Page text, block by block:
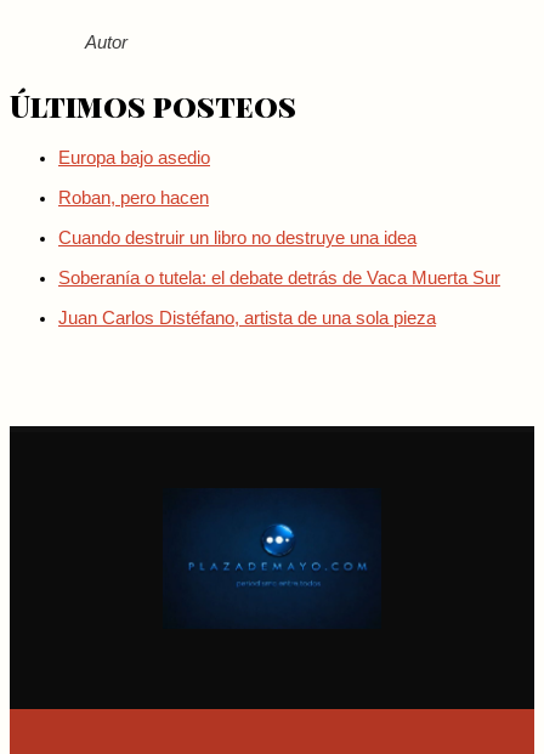
Autor
Últimos posteos
Europa bajo asedio
Roban, pero hacen
Cuando destruir un libro no destruye una idea
Soberanía o tutela: el debate detrás de Vaca Muerta Sur
Juan Carlos Distéfano, artista de una sola pieza